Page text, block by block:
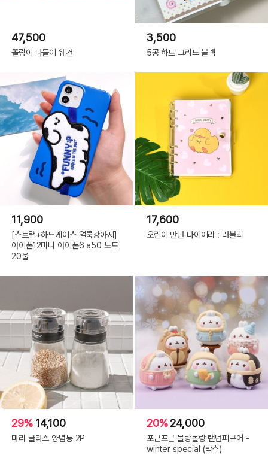
47,500
똘랑이 나들이 웨건
3,500
5공 하트 그리드 블랙
11,900
[스트랩+하드케이스 얼룩강아지]
아이폰12미니 아이폰6 a50 노트
20울
17,600
오린이 만년 다이어리 : 러블리
29% 14,100
마리 글라스 양념통 2P
20%24,000
포근포근 몰랑몰랑 랜덤피규어 -
winter special (박스)